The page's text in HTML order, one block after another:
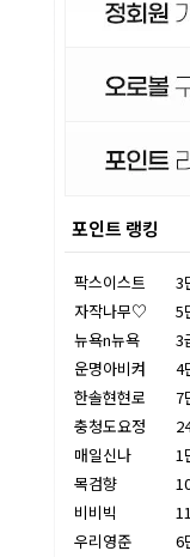
포인트 랭킹
팍스이스트 3
자작나무♡
5
뉴욕n뉴욕
3
운명아비켜
4
한솔현현로
7
충청도요정
매일신나
1
목검향
비비빅
우리영준
6